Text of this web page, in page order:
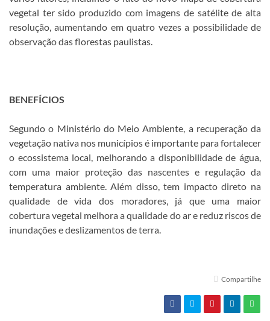
vegetal ter sido produzido com imagens de satélite de alta
resolução, aumentando em quatro vezes a possibilidade de
observação das florestas paulistas.
BENEFÍCIOS
Segundo o Ministério do Meio Ambiente, a recuperação da
vegetação nativa nos municípios é importante para fortalecer
o ecossistema local, melhorando a disponibilidade de água,
com uma maior proteção das nascentes e regulação da
temperatura ambiente. Além disso, tem impacto direto na
qualidade de vida dos moradores, já que uma maior
cobertura vegetal melhora a qualidade do ar e reduz riscos de
inundações e deslizamentos de terra.
Compartilhe